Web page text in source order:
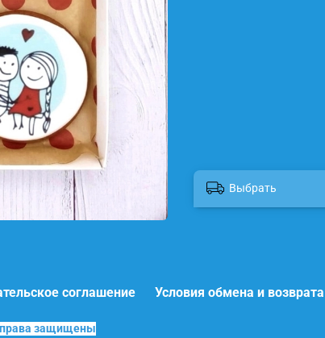
Выбрать
соглашение Условия обмена и возврата
права защищены